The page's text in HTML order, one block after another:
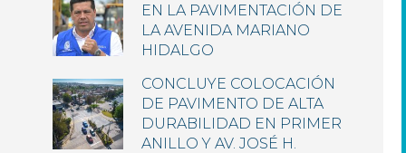
EN LA PAVIMENTACIÓN DE
LA AVENIDA MARIANO
HIDALGO
CONCLUYE COLOCACIÓN
DE PAVIMENTO DE ALTA
DURABILIDAD EN PRIMER
ANILLO Y AV. JOSÉ H.